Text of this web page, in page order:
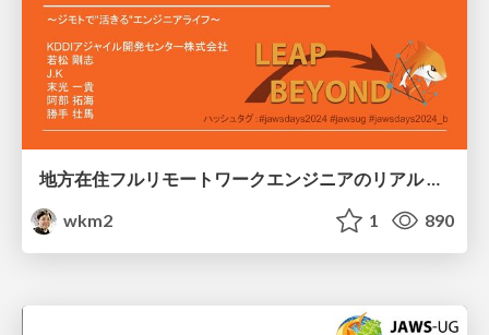
wkm2
1 890